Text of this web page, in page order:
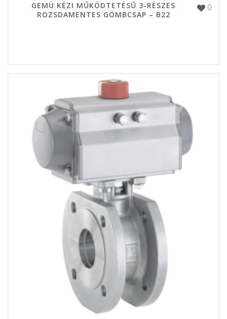
0
GEMÜ KÉZI MŰKÖDTETÉSŰ 3-RÉSZES
ROZSDAMENTES GÖMBCSAP – B22